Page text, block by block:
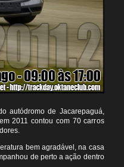
autódromo de Jacarepaguá,
2011 contou com 70 carros
bem agradável, na casa
de perto a ação dentro